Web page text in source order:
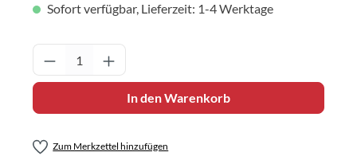
Sofort verfügbar, Lieferzeit: 1-4 Werktage
Produkt Anzahl: Gib den gewünschten
In den Warenkorb
Zum Merkzettel hinzufügen